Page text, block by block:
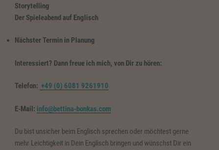
Storytelling
Der Spieleabend auf Englisch
Nächster Termin in Planung
Interessiert? Dann freue ich mich, von Dir zu hören:
Telefon: +49 (0) 6081 9261910
E-Mail: info@bettina-bonkas.com
Du bist unsicher beim Englisch sprechen oder möchtest gerne
mehr Leichtigkeit in Dein Englisch bringen und wünschst Dir ein